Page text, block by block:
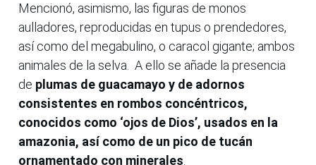
Mencionó, asimismo, las figuras de monos
aulladores, reproducidas en tupus o prendedores,
así como del megabulino, o caracol gigante; ambos
animales de la selva. A ello se añade la presencia
de plumas de guacamayo y de adornos
consistentes en rombos concéntricos,
conocidos como ‘ojos de Dios’, usados en la
amazonia, así como de un pico de tucán
ornamentado con minerales.